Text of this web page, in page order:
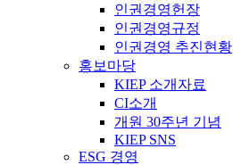
인권경영헌장
인권경영규정
인권경영 추진현황
홍보마당
KIEP 소개자료
CI소개
개원 30주년 기념
KIEP SNS
ESG 경영